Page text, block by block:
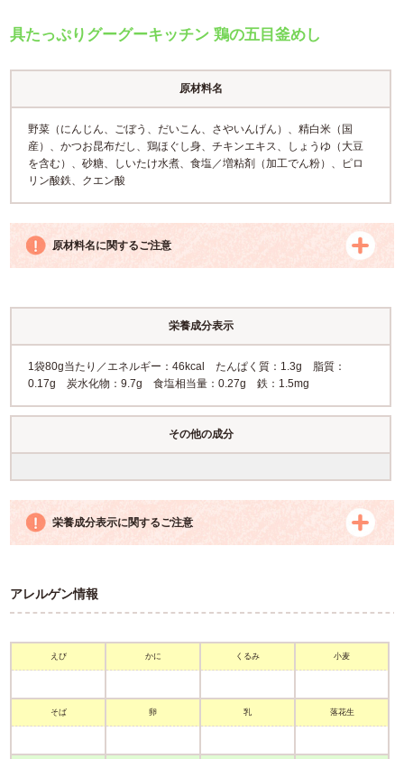
具たっぷりグーグーキッチン 鶏の五目釜めし
原材料名
野菜（にんじん、ごぼう、だいこん、さやいんげん）、精白米（国
産）、かつお昆布だし、鶏ほぐし身、チキンエキス、しょうゆ（大豆
を含む）、砂糖、しいたけ水煮、食塩／増粘剤（加工でん粉）、ピロ
リン酸鉄、クエン酸
原材料名に関するご注意
栄養成分表示
1袋80g当たり／エネルギー：46kcal たんぱく質：1.3g 脂質：
0.17g 炭水化物：9.7g 食塩相当量：0.27g 鉄：1.5mg
その他の成分
栄養成分表示に関するご注意
アレルゲン情報
えび かに くるみ 小麦
そば 卵 乳 落花生